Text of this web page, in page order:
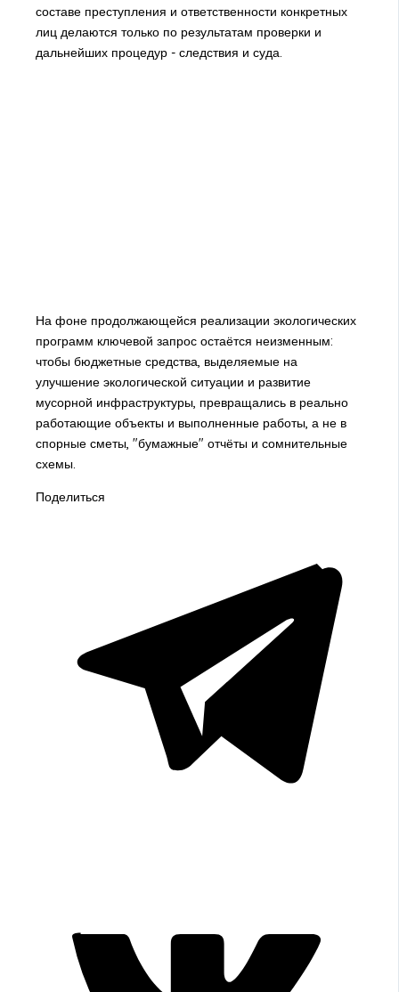
составе преступления и ответственности конкретных
лиц делаются только по результатам проверки и
дальнейших процедур - следствия и суда.
На фоне продолжающейся реализации экологических
программ ключевой запрос остаётся неизменным:
чтобы бюджетные средства, выделяемые на
улучшение экологической ситуации и развитие
мусорной инфраструктуры, превращались в реально
работающие объекты и выполненные работы, а не в
спорные сметы, "бумажные" отчёты и сомнительные
схемы.
Поделиться